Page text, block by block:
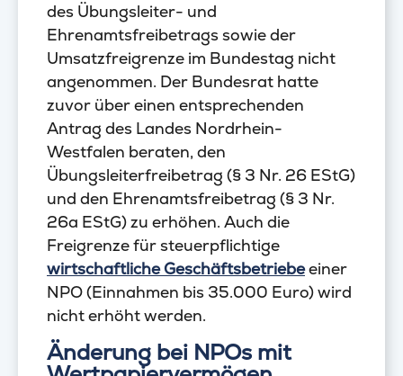
des Übungsleiter- und
Ehrenamtsfreibetrags sowie der
Umsatzfreigrenze im Bundestag nicht
angenommen. Der Bundesrat hatte
zuvor über einen entsprechenden
Antrag des Landes Nordrhein-
Westfalen beraten, den
Übungsleiterfreibetrag (§ 3 Nr. 26 EStG)
und den Ehrenamtsfreibetrag (§ 3 Nr.
26a EStG) zu erhöhen. Auch die
Freigrenze für steuerpflichtige
wirtschaftliche Geschäftsbetriebeeiner
NPO (Einnahmen bis 35.000 Euro) wird
nicht erhöht werden.
Änderung bei NPOs mit